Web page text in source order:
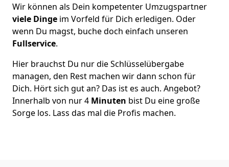
Wir können als Dein kompetenter Umzugspartner
viele Dinge im Vorfeld für Dich erledigen. Oder
wenn Du magst, buche doch einfach unseren
Fullservice.
Hier brauchst Du nur die Schlüsselübergabe
managen, den Rest machen wir dann schon für
Dich. Hört sich gut an? Das ist es auch. Angebot?
Innerhalb von nur 4 Minuten bist Du eine große
Sorge los. Lass das mal die Profis machen.